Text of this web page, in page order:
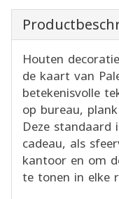
Houten
de kaart van
betekenisvolle
op bureau,
Deze standaard
cadeau, als
kantoor en om
te tonen in elke